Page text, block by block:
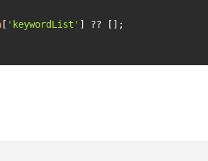
[ 'keywordList' ] ?? [];